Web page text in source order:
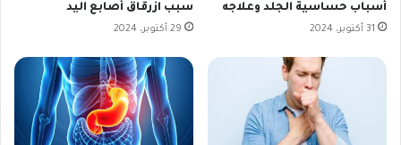
أسباب حساسية الجلد وعلاجه
31 أكتوبر، 2024
سبب ازرقاق أصابع اليد
29 أكتوبر، 2024